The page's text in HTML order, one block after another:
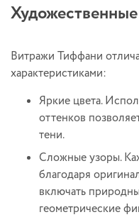
Витражи Тиффани
характеристиками:
Яркие цвета.
оттенков
тени.
Сложные узоры.
благодаря
включать
геометрические